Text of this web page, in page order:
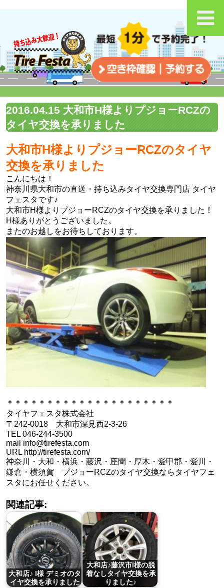
2016.04.15 大和市H様よりプジョーRCZの
タイヤ交換を承りました
大和市H様よりプジョーRCZのタイヤ
交換を承りました
こんにちは！
神奈川県大和市の直送・‎持ち込みタイヤ交換専門店‬ タイヤ
フェスタです♪
大和市H様よりプジョーRCZのタイヤ交換を承りました！
H様ありがとうございました。
またのお越しをお待ちしております。
＊＊＊＊＊＊＊＊＊＊＊＊＊＊＊＊＊＊＊＊＊
タイヤフェスタ株式会社
〒242-0018 大和市深見西2-3-26
TEL 046-244-3500
mail info@tirefesta.com
URL http://tirefesta.com/
神奈川・大和・横浜・藤沢・座間・厚木・愛甲郡・愛川・
鎌倉・横須賀 プジョーRCZのタイヤ交換ならタイヤフェ
スタにお任せください。
関連記事:
大和店♪ I様 デミオのタ
イヤ交換を承りました
大和店♪藤沢市I様の脱
着なしタイヤ交換を承
りました♪